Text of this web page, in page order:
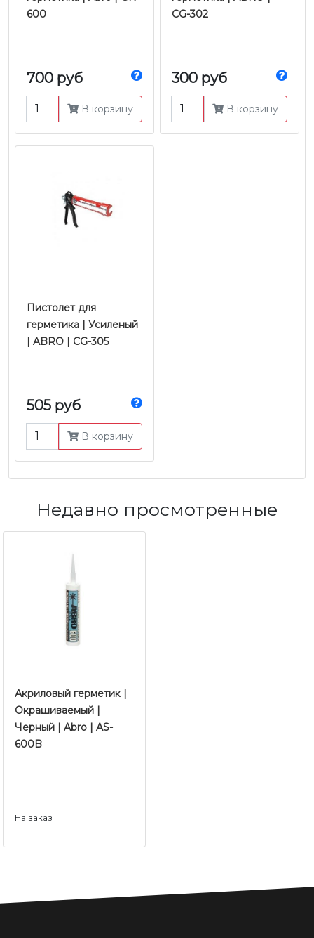
600
700 руб
В корзину
CG-302
300 руб
В корзину
Пистолет для
герметика | Усиленый
| ABRO | CG-305
505 руб
В корзину
Недавно просмотренные
Акриловый герметик |
Окрашиваемый |
Черный | Abro | AS-
600B
На заказ